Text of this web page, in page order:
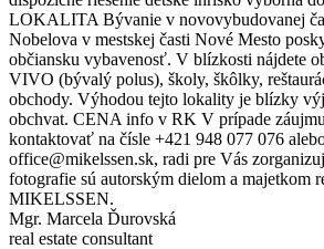
LOKALITA Bývanie v novovybudovanej
Nobelova v mestskej časti Nové Mesto
občiansku vybavenosť. V blízkosti nájdete
VIVO (bývalý polus), školy, škôlky,
obchody. Výhodou tejto lokality je blízky
obchvat. CENA info v RK V prípade
kontaktovať na čísle +421 948 077 076
office@mikelssen.sk, radi pre Vás
fotografie sú autorským dielom a majetkom
MIKELSSEN.
Mgr. Marcela Ďurovská
real estate consultant